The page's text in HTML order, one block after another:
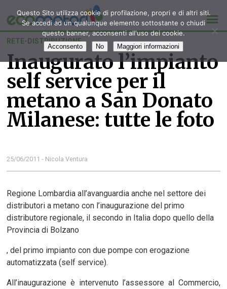
RETE-DISTRIBUZIONE
Inaugurato l’impianto
self service per il
metano a San Donato
Milanese: tutte le foto
25/06/2011 - Nicola Ventura
Regione Lombardia all’avanguardia anche nel settore dei
distributori a metano con l’inaugurazione del primo
distributore regionale, il secondo in Italia dopo quello della
Provincia di Bolzano
, del primo impianto con due pompe con erogazione
automatizzata (self service).
All’inaugurazione è intervenuto l’assessore al Commercio,
Questo Sito utilizza cookie di profilazione, propri e di altri siti.
Se accedi ad un qualunque elemento sottostante o chiudi
questo banner, acconsenti all'uso dei cookie.
Acconsento No Maggiori informazioni